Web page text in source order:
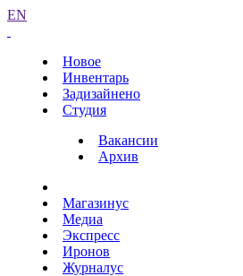
EN
Новое
Инвентарь
Задизайнено
Студия
Вакансии
Архив
Магазинус
Медиа
Экспресс
Иронов
Журналус